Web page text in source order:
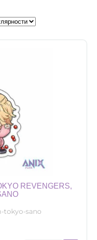
REVENGERS,
tokyo-sano